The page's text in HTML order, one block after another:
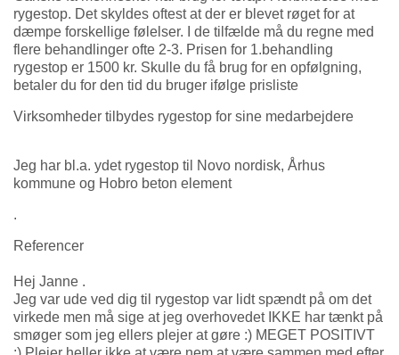
rygestop. Det skyldes oftest at der er blevet røget for at
dæmpe forskellige følelser. I de tilfælde må du regne med
flere behandlinger ofte 2-3. Prisen for 1.behandling
rygestop er 1500 kr. Skulle du få brug for en opfølgning,
betaler du for den tid du bruger ifølge prisliste
Virksomheder tilbydes rygestop for sine medarbejdere
Jeg har bl.a. ydet rygestop til Novo nordisk, Århus
kommune og Hobro beton element
.
Referencer
Hej Janne .
Jeg var ude ved dig til rygestop var lidt spændt på om det
virkede men må sige at jeg overhovedet IKKE har tænkt på
smøger som jeg ellers plejer at gøre :) MEGET POSITIVT